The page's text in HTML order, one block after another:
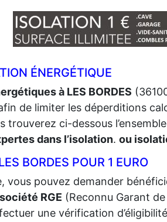
ÉNERGÉTIQUE
à LES BORDES
de limiter les déperditions
trouverez ci-dessous
dans l’isolation. ou
BORDES POUR 1 EURO
vous pouvez demander
société RGE (Reconnu Garant de
une vérification